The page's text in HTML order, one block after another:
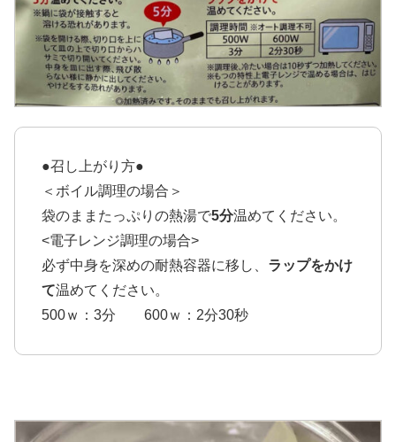
●召し上がり方●
＜ボイル調理の場合＞
袋のままたっぷりの熱湯で5分温めてください。
<電子レンジ調理の場合>
必ず中身を深めの耐熱容器に移し、 ラップをかけ
て温めてください。
500ｗ：3分 600ｗ：2分30秒